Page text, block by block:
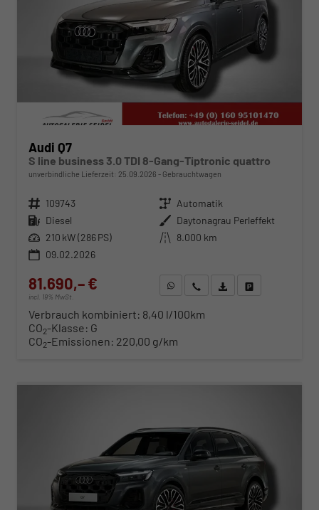
Audi Q7
S line business 3.0 TDI 8-Gang-Tiptronic quattro
unverbindliche Lieferzeit: 25.09.2026 Gebrauchtwagen
Fahrzeugnr. 109743 Getriebe Automatik
Kraftstoff Diesel Außenfarbe Daytonagrau Perleffekt
Leistung 210 kW (286 PS) Kilometerstand 8.000 km
09.02.2026
81.690,– €
incl. 19% MwSt.
WhatsApp anfragen
Wir rufen Sie anFahrzeugexposé (PDF)
Verbrauch kombiniert: 8,40 l/100km
CO2-Klasse: G
CO2-Emissionen: 220,00 g/km